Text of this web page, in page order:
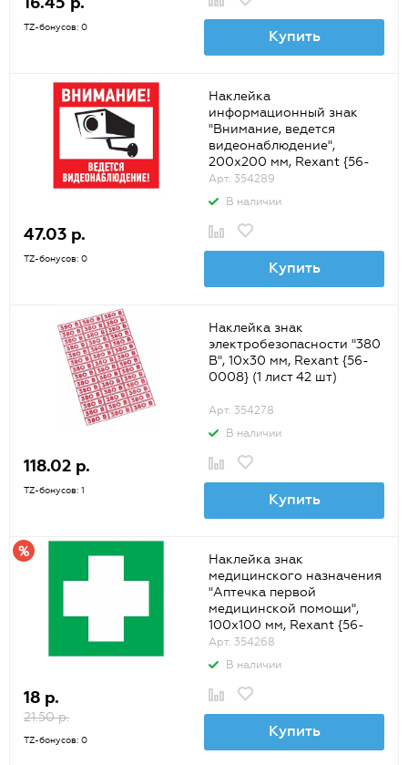
TZ-бонусов: 0 Купить
Наклейка
информационный знак
"Внимание, ведется
видеонаблюдение",
200x200 мм, Rexant {56-
0024}
Арт. 354289
В наличии
47.03 р.
TZ-бонусов: 0 Купить
Наклейка знак
электробезопасности "380
В", 10х30 мм, Rexant {56-
0008} (1 лист 42 шт)
Арт. 354278
В наличии
118.02 р.
TZ-бонусов: 1 Купить
Наклейка знак
медицинского назначения
"Аптечка первой
медицинской помощи",
100х100 мм, Rexant {56-
0070}
Арт. 354268
В наличии
18 р.
21.50 р.
TZ-бонусов: 0
Купить